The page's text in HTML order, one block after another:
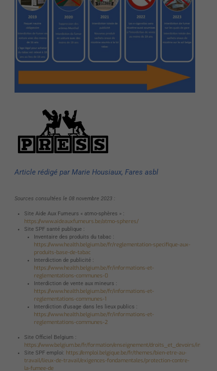
Article rédigé par Marie Housiaux, Fares asbl
Sources consultées le 08 novembre 2023 :
Site Aide Aux Fumeurs « atmo-sphères » :
https://www.aideauxfumeurs.be/atmo-spheres/
Site SPF santé publique :
Inventaire des produits du tabac :
https://www.health.belgium.be/fr/reglementation-specifique-aux-
produits-base-de-tabac
Interdiction de publicité :
https://www.health.belgium.be/fr/informations-et-
reglementations-communes-0
Interdiction de vente aux mineurs :
https://www.health.belgium.be/fr/informations-et-
reglementations-communes-1
Interdiction d’usage dans les lieux publics :
https://www.health.belgium.be/fr/informations-et-
reglementations-communes-2
Site Officiel Belgium :
https://www.belgium.be/fr/formation/enseignement/droits_et_devoirs/
Site SPF emploi: https://emploi.belgique.be/fr/themes/bien-etre-au-
travail/lieux-de-travail/exigences-fondamentales/protection-contre-
la-fumee-de